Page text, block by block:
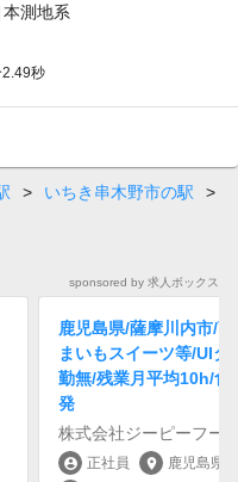
本測地系
秒
> いちき串木野市の駅
>
sponsored by 求人ボックス
鹿児島県/薩摩川内市/
まいもスイーツ等/UIタ
勤無/残業月平均10h/食
発
株式会社ジーピーフー
account_circle 正社員 location_on 鹿児島県